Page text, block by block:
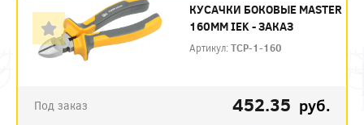
КУСАЧКИ БОКОВЫЕ MASTER
160ММ IEK - ЗАКАЗ
Артикул:TCP-1-160
Под заказ 452.35 руб.